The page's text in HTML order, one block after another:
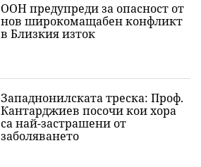
ООН предупреди за опасност от
нов широкомащабен конфликт
в Близкия изток
Западнонилската треска: Проф.
Кантарджиев посочи кои хора
са най-застрашени от
заболяването